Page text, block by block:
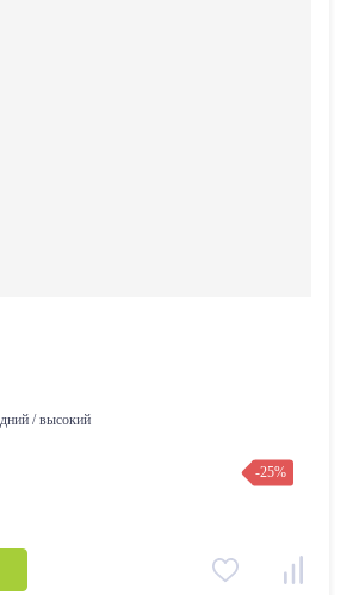
/ высокий
-25%